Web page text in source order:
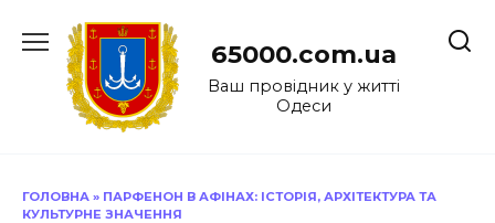
до
65000.com.ua
Ваш провідник у житті
Одеси
ГОЛОВНА » ПАРФЕНОН В АФІНАХ: ІСТОРІЯ, АРХІТЕКТУРА ТА
КУЛЬТУРНЕ ЗНАЧЕННЯ